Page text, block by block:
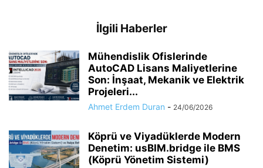
İlgili Haberler
Mühendislik Ofislerinde
AutoCAD Lisans Maliyetlerine
Son: İnşaat, Mekanik ve Elektrik
Projeleri...
Ahmet Erdem Duran - 24/06/2026
Köprü ve Viyadüklerde Modern
Denetim: usBIM.bridge ile BMS
(Köprü Yönetim Sistemi)